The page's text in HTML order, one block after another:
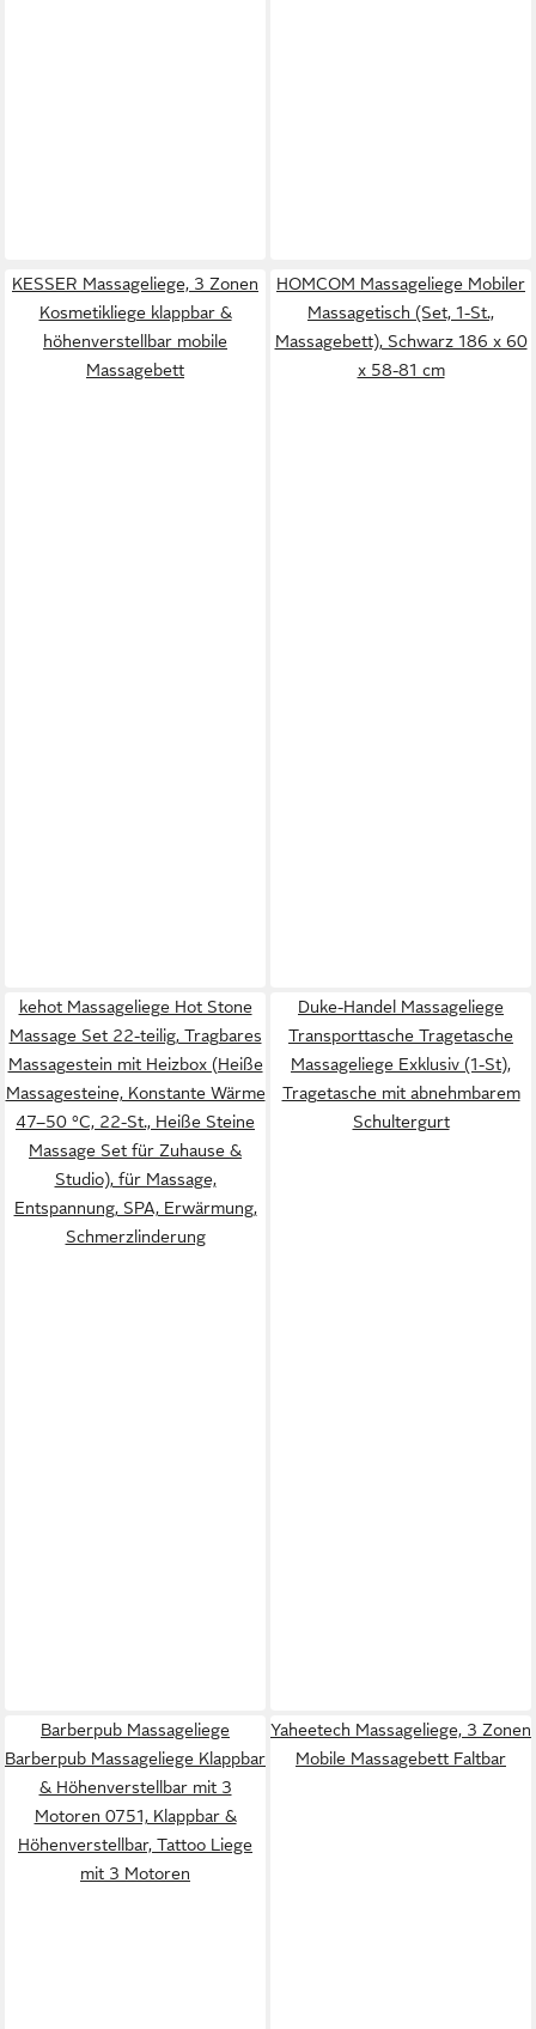
KESSER Massageliege, 3 Zonen
Kosmetikliege klappbar &
höhenverstellbar mobile
Massagebett
HOMCOM Massageliege Mobiler
Massagetisch (Set, 1-St.,
Massagebett), Schwarz 186 x 60
x 58-81 cm
kehot Massageliege Hot Stone
Massage Set 22-teilig, Tragbares
Massagestein mit Heizbox (Heiße
Massagesteine, Konstante Wärme
47–50 °C, 22-St., Heiße Steine
Massage Set für Zuhause &
Studio), für Massage,
Entspannung, SPA, Erwärmung,
Schmerzlinderung
Duke-Handel Massageliege
Transporttasche Tragetasche
Massageliege Exklusiv (1-St),
Tragetasche mit abnehmbarem
Schultergurt
Barberpub Massageliege
Barberpub Massageliege Klappbar
& Höhenverstellbar mit 3
Motoren 0751, Klappbar &
Höhenverstellbar, Tattoo Liege
mit 3 Motoren
Yaheetech Massageliege, 3 Zonen
Mobile Massagebett Faltbar